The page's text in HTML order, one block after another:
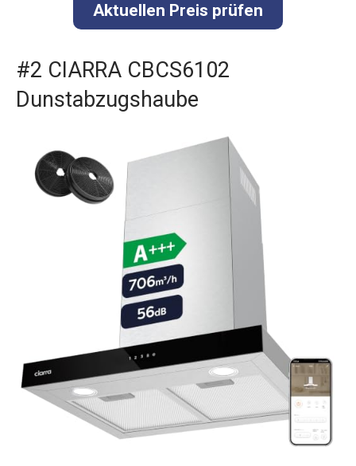
Aktuellen Preis prüfen
#2 CIARRA CBCS6102
Dunstabzugshaube